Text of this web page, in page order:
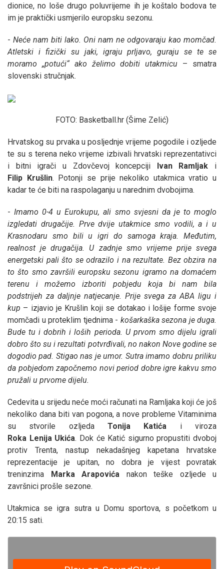
dionice, no loše drugo poluvrijeme ih je koštalo bodova te
im je praktički usmjerilo europsku sezonu.
- Neće nam biti lako. Oni nam ne odgovaraju kao momčad.
Atletski i fizički su jaki, igraju prljavo, guraju se te se
moramo „potući“ ako želimo dobiti utakmicu – smatra
slovenski stručnjak.
FOTO: Basketball.hr (Šime Zelić)
Hrvatskog su prvaka u posljednje vrijeme pogodile i ozljede
te su s terena neko vrijeme izbivali hrvatski reprezentativci
i bitni igrači u Zdovčevoj koncepciji Ivan Ramljak i
Filip Krušlin. Potonji se prije nekoliko utakmica vratio u
kadar te će biti na raspolaganju u narednim dvobojima.
-Imamo 0-4 u Eurokupu, ali smo svjesni da je to moglo
izgledati drugačije. Prve dvije utakmice smo vodili, a i u
Krasnodaru smo bili u igri do samoga kraja. Međutim,
realnost je drugačija. U zadnje smo vrijeme prije svega
energetski pali što se odrazilo i na rezultate. Bez obzira na
to što smo završili europsku sezonu igramo na domaćem
terenu i možemo izboriti pobjedu koja bi nam bila
podstrijeh za daljnje natjecanje. Prije svega za ABA ligu i
kup – izjavio je Krušlin koji se dotakao i lošije forme svoje
momčadi u proteklim tjednima - košarkaška sezona je duga.
Bude tu i dobrih i loših perioda. U prvom smo dijelu igrali
dobro što su i rezultati potvrđivali, no nakon Nove godine se
dogodio pad. Stigao nas je umor. Sutra imamo dobru priliku
da pobjedom započnemo novi period dobre igre kakvu smo
pružali u prvome dijelu.
Cedevita u srijedu neće moći računati na Ramljaka koji će još
nekoliko dana biti van pogona, a nove probleme Vitaminima
su stvorile ozljeda Tonija Katića i viroza
Roka Lenija Ukića. Dok će Katić sigurno propustiti dvoboj
protiv Trenta, nastup nekadašnjeg kapetana hrvatske
reprezentacije je upitan, no dobra je vijest povratak
treninzima Marka Arapovića nakon teške ozljede u
završnici prošle sezone.
Utakmica se igra sutra u Domu sportova, s početkom u
20:15 sati.